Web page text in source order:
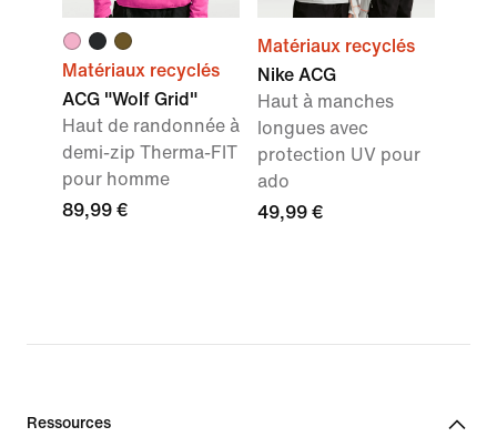
Matériaux recyclés
ACG "Wolf Grid"
Haut de randonnée à
demi-zip Therma-FIT
pour homme
89,99 €
Matériaux recyclés
Nike ACG
Haut à manches
longues avec
protection UV pour
ado
49,99 €
Ressources